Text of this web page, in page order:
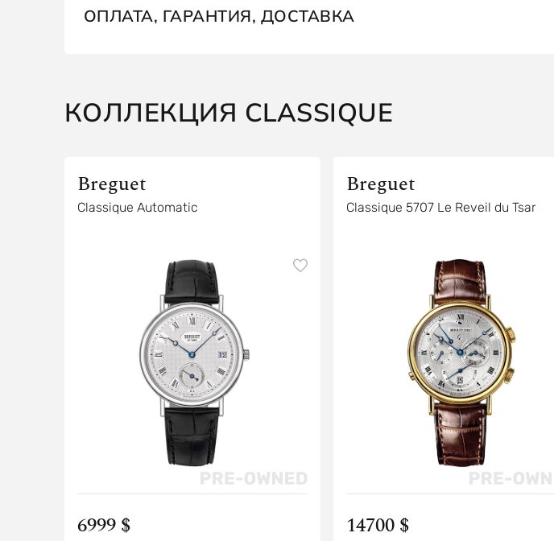
ОПЛАТА, ГАРАНТИЯ, ДОСТАВКА
КОЛЛЕКЦИЯ CLASSIQUE
Breguet
Classique Automatic
6999 $
Breguet
Classique 5707 Le Reveil du Tsar
14700 $